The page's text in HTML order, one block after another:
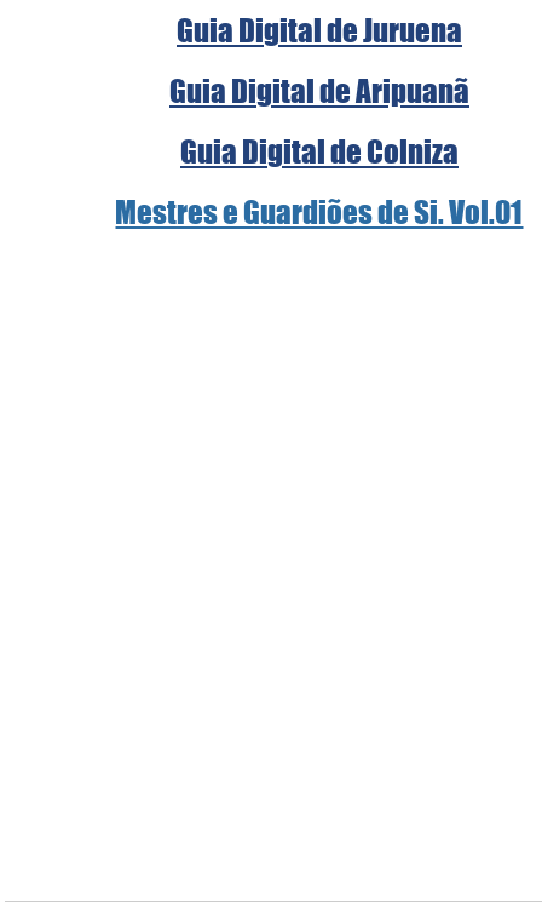
Guia Digital de Juruena
Guia Digital de Aripuanã
Guia Digital de Colniza
Mestres e Guardiões de Si. Vol.01